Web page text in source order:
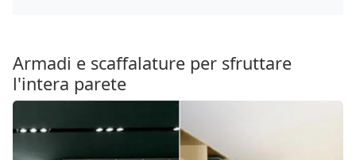
Armadi e scaffalature per sfruttare
l'intera parete